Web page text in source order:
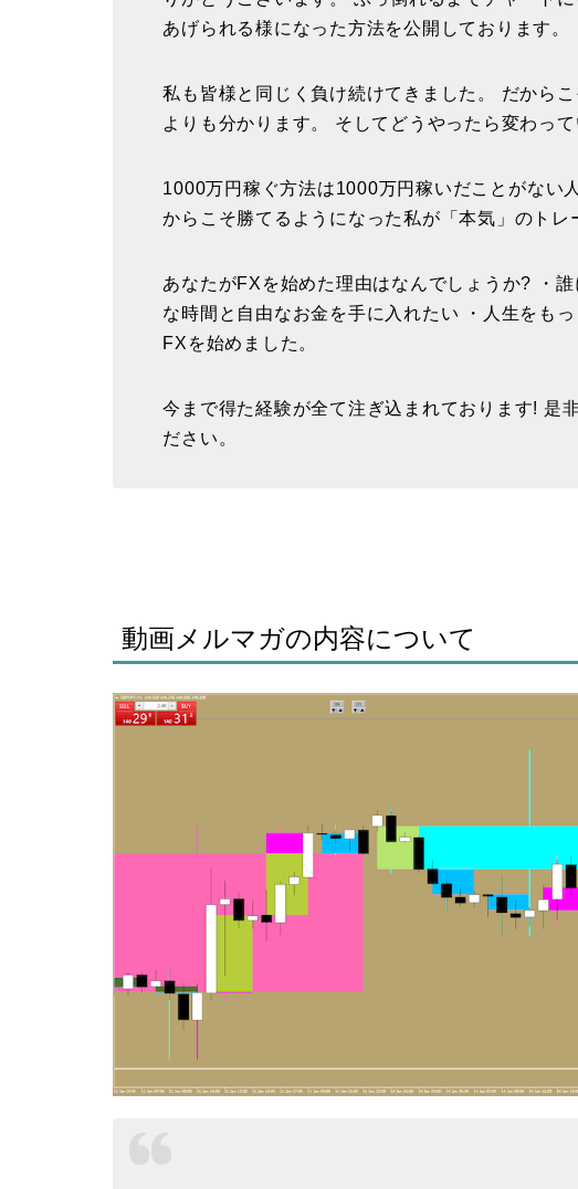
あげられる様になった方法を公開しております。
私も皆様と同じく負け続けてきました。 だから
よりも分かります。 そしてどうやったら変わっ
1000万円稼ぐ方法は1000万円稼いだことがない
からこそ勝てるようになった私が「本気」のトレ
あなたがFXを始めた理由はなんでしょうか? ・
な時間と自由なお金を手に入れたい ・人生をも
FXを始めました。
今まで得た経験が全て注ぎ込まれております! 是
ださい。
動画メルマガの内容について